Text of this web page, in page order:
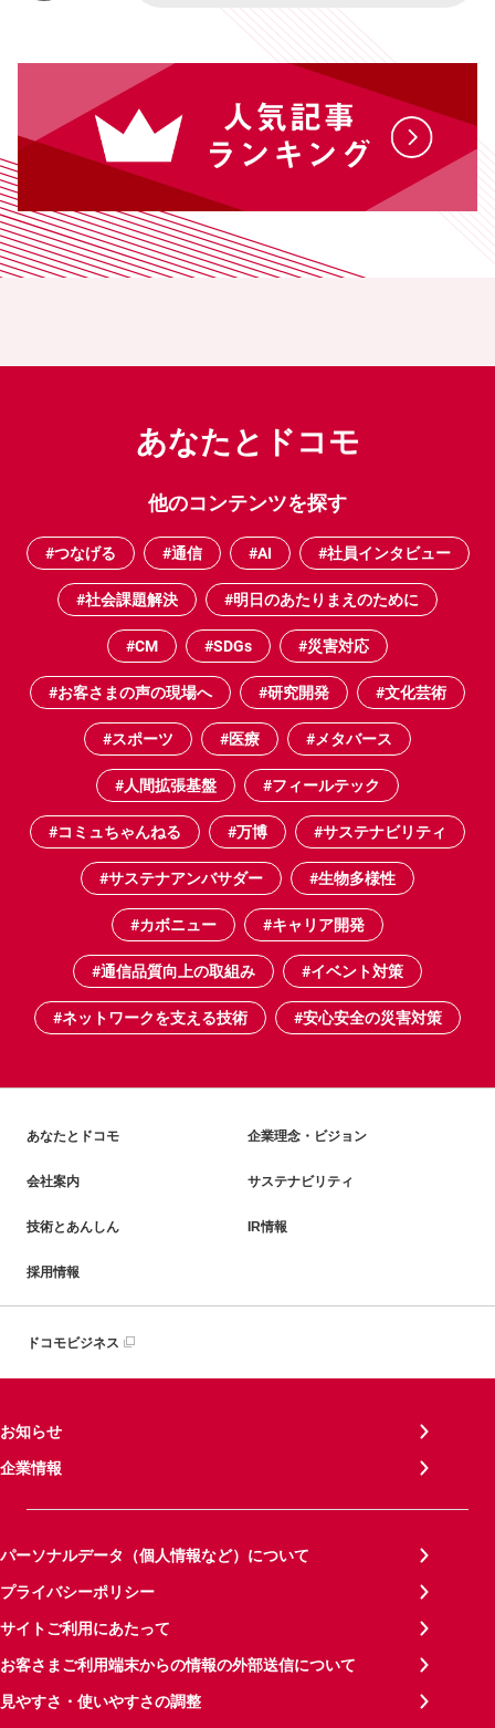
あなたとドコモ
他のコンテンツを探す
#つなげる #通信 #AI #社員インタビュー
#社会課題解決 #明日のあたりまえのために
#CM #SDGs #災害対応
#お客さまの声の現場へ #研究開発 #文化芸術
#スポーツ #医療 #メタバース
#人間拡張基盤 #フィールテック
#コミュちゃんねる #万博 #サステナビリティ
#サステナアンバサダー #生物多様性
#カボニュー #キャリア開発
#通信品質向上の取組み #イベント対策
#ネットワークを支える技術 #安心安全の災害対策
あなたとドコモ 企業理念・ビジョン
会社案内 サステナビリティ
技術とあんしん IR情報
採用情報
ドコモビジネス
お知らせ
企業情報
パーソナルデータ（個人情報など）について
プライバシーポリシー
サイトご利用にあたって
お客さまご利用端末からの情報の外部送信について
見やすさ・使いやすさの調整